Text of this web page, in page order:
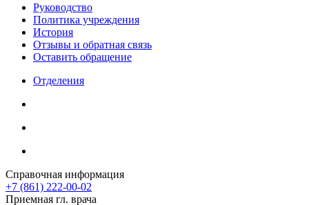
Руководство
Политика учреждения
История
Отзывы и обратная связь
Оставить обращение
Отделения
Справочная информация
+7 (861) 222-00-02
Приемная гл. врача